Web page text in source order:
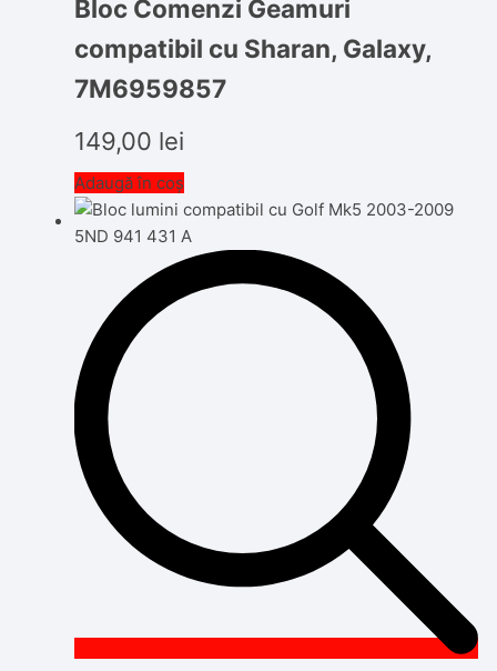
Bloc Comenzi Geamuri
compatibil cu Sharan, Galaxy,
7M6959857
149,00 lei
Adaugă în coș